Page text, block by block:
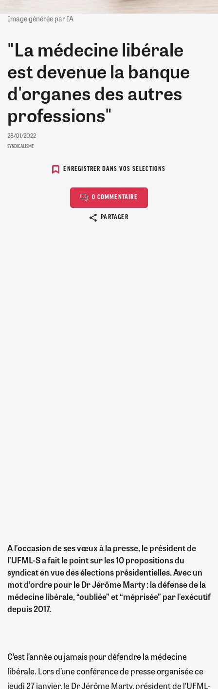
Image générée par IA
"La médecine libérale
est devenue la banque
d'organes des autres
professions"
28/01/2022
SYNDICALISME
ENREGISTRER DANS VOS SELECTIONS
0 COMMENTAIRE
PARTAGER
A l’occasion de ses vœux à la presse, le président de
l’UFML-S a fait le point sur les 10 propositions du
syndicat en vue des élections présidentielles. Avec un
mot d’ordre pour le Dr Jérôme Marty : la défense de la
médecine libérale, “oubliée” et “méprisée” par l'exécutif
depuis 2017.
C’est l’année ou jamais pour défendre la médecine
libérale. Lors d’une conférence de presse organisée ce
jeudi 27 janvier, le Dr Jérôme Marty, président de l’UFML-